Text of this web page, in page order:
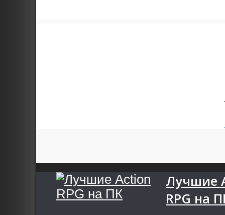
Лучшие
RPG на